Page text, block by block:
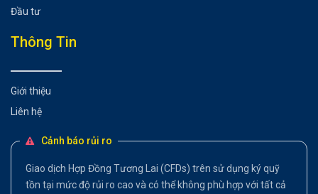
Đầu tư
Thông Tin
Giới thiệu
Liên hệ
Cảnh báo rủi ro
Giao dịch Hợp Đồng Tương Lai (CFDs) trên sử dụng ký quỹ
tồn tại mức độ rủi ro cao và có thể không phù hợp với tất cả